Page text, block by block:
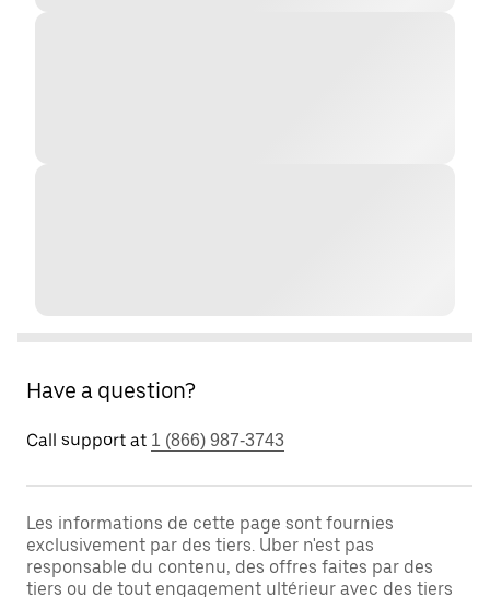
Have a question?
Call support at 1 (866) 987-3743
Les informations de cette page sont fournies
exclusivement par des tiers. Uber n'est pas
responsable du contenu, des offres faites par des
tiers ou de tout engagement ultérieur avec des tiers